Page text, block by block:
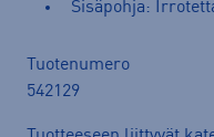
Sisäpohja:
Tuotenumero
542129